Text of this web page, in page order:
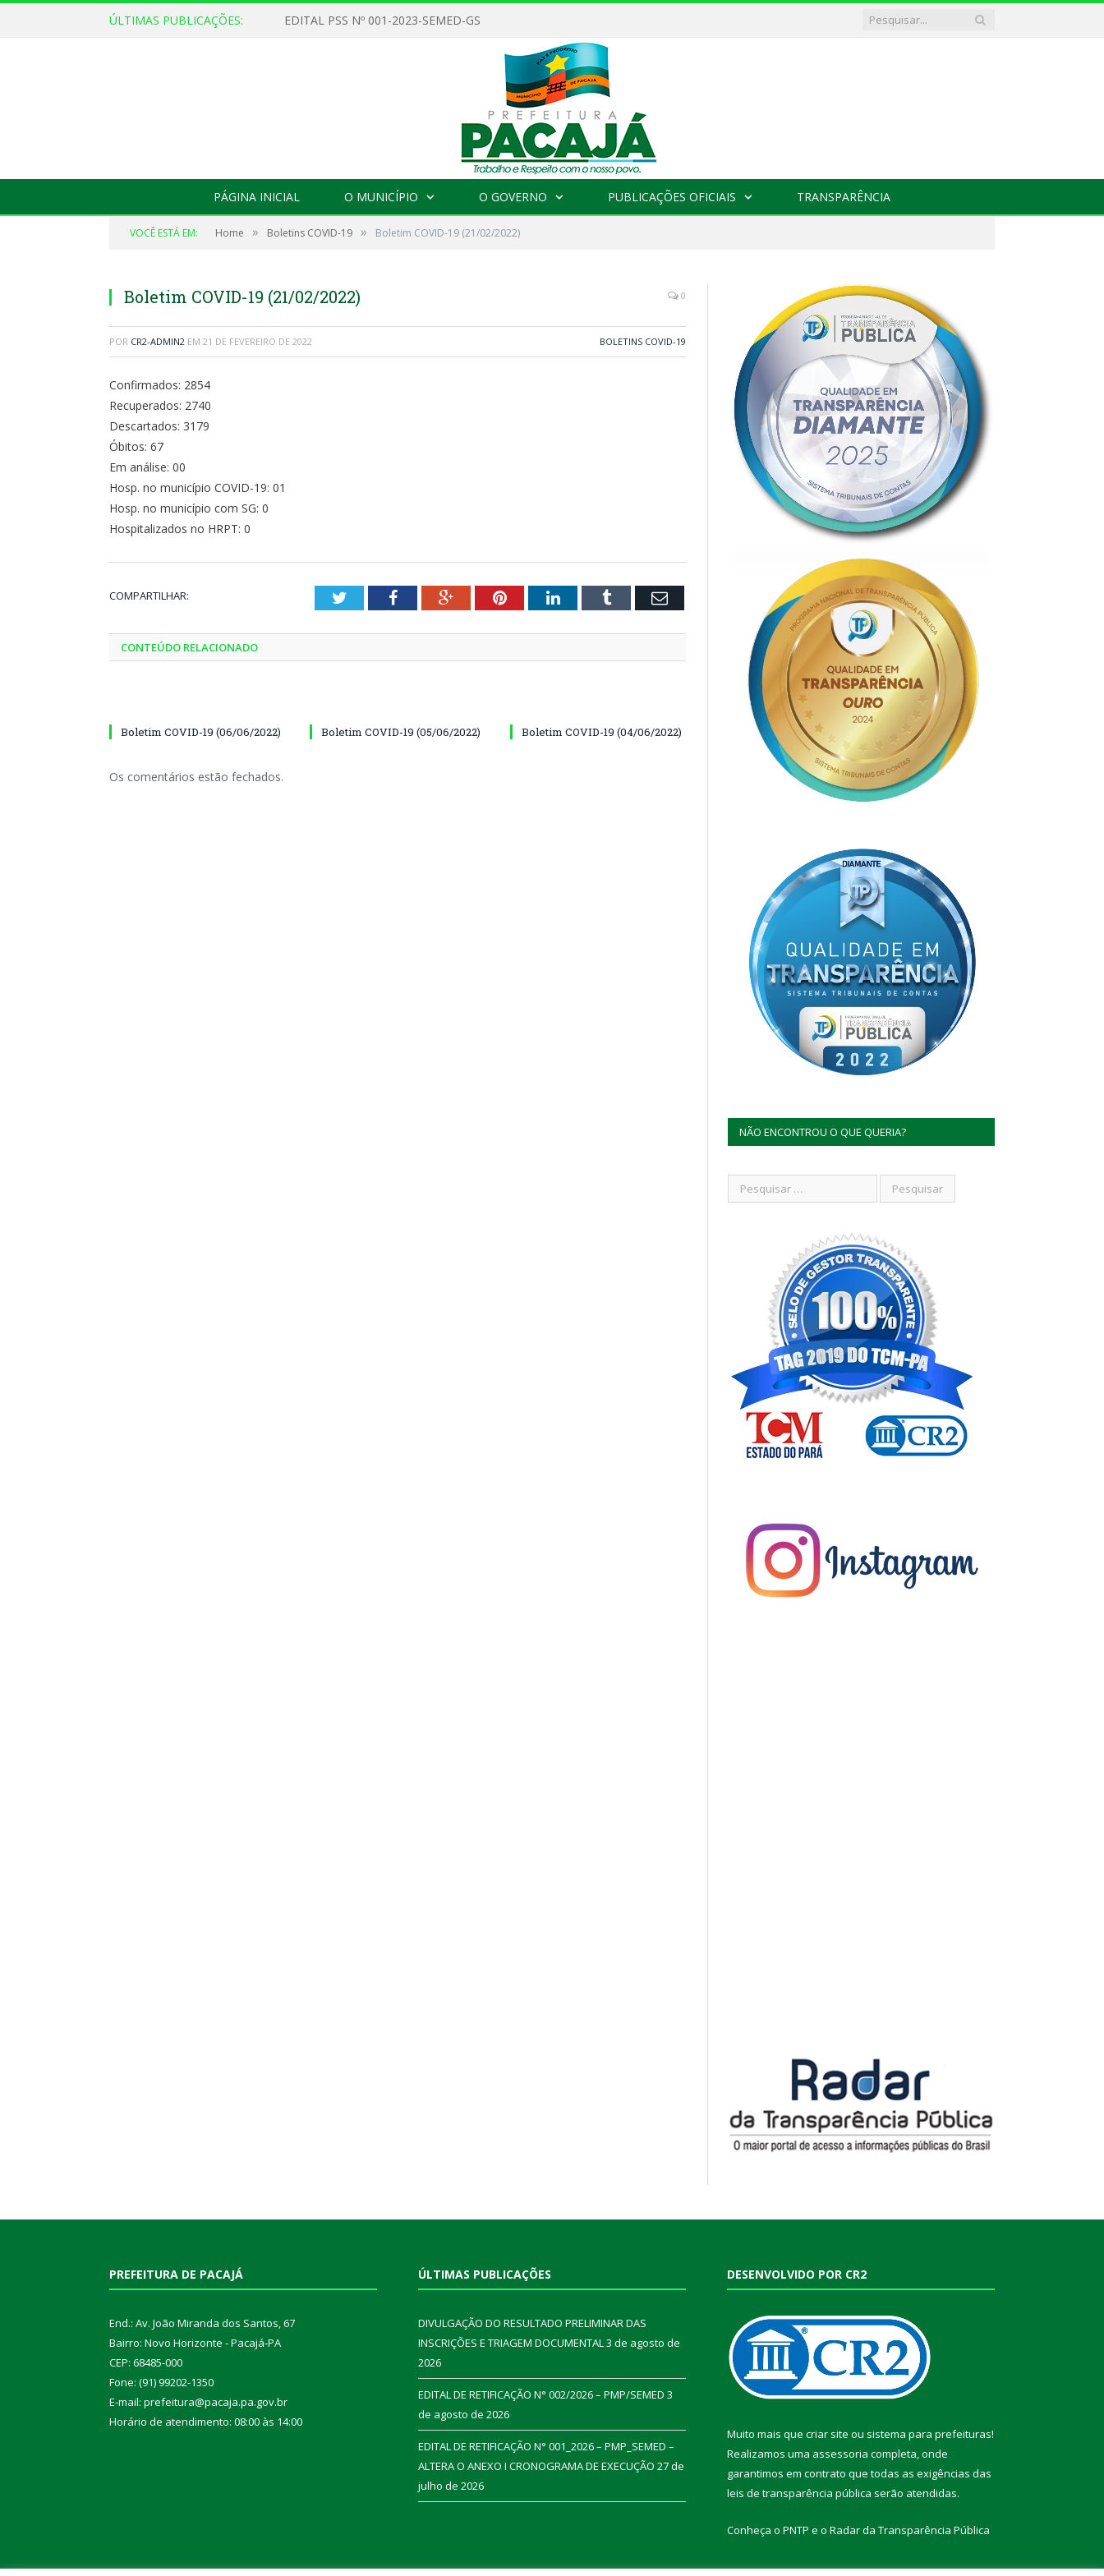
ÚLTIMAS PUBLICAÇÕES: EDITAL PSS Nº 001-2023-SEMED-GS
PÁGINA INICIAL O MUNICÍPIO O GOVERNO PUBLICAÇÕES OFICIAIS TRANSPARÊNCIA
VOCÊ ESTÁ EM: Home » Boletins COVID-19 » Boletim COVID-19 (21/02/2022)
Boletim COVID-19 (21/02/2022) 0
POR CR2-ADMIN2 EM 21 DE FEVEREIRO DE 2022 BOLETINS COVID-19
Confirmados: 2854
Recuperados: 2740
Descartados: 3179
Óbitos: 67
Em análise: 00
Hosp. no município COVID-19: 01
Hosp. no município com SG: 0
Hospitalizados no HRPT: 0
COMPARTILHAR: TwitterFacebookGoogle+PinterestLinkedInTumblr Email
CONTEÚDO RELACIONADO
Boletim COVID-19 (06/06/2022) Boletim COVID-19 (05/06/2022) Boletim COVID-19 (04/06/2022)
Os comentários estão fechados.
NÃO ENCONTROU O QUE QUERIA?
PREFEITURA DE PACAJÁ
End.: Av. João Miranda dos Santos, 67
Bairro: Novo Horizonte - Pacajá-PA
CEP: 68485-000
Fone: (91) 99202-1350
E-mail: prefeitura@pacaja.pa.gov.br
Horário de atendimento: 08:00 às 14:00
ÚLTIMAS PUBLICAÇÕES
DIVULGAÇÃO DO RESULTADO PRELIMINAR DAS
INSCRIÇÕES E TRIAGEM DOCUMENTAL3 de agosto de
2026
EDITAL DE RETIFICAÇÃO N° 002/2026 – PMP/SEMED 3
de agosto de 2026
EDITAL DE RETIFICAÇÃO N° 001_2026 – PMP_SEMED –
ALTERA O ANEXO I CRONOGRAMA DE EXECUÇÃO 27 de
julho de 2026
DESENVOLVIDO POR CR2
Muito mais que criar site ou sistema para prefeituras!
Realizamos uma assessoria completa, onde
garantimos em contrato que todas as exigências das
leis de transparência pública serão atendidas.
Conheça o PNTP e o Radar da Transparência Pública